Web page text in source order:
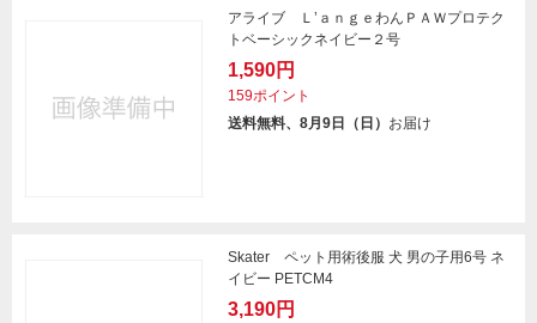
アライブ Ｌ’ａｎｇｅわんＰＡＷプロテク
トベーシックネイビー２号
1,590円
159ポイント
送料無料、8月9日（日） お届け
Skater ペット用術後服 犬 男の子用6号 ネ
イビー PETCM4
3,190円